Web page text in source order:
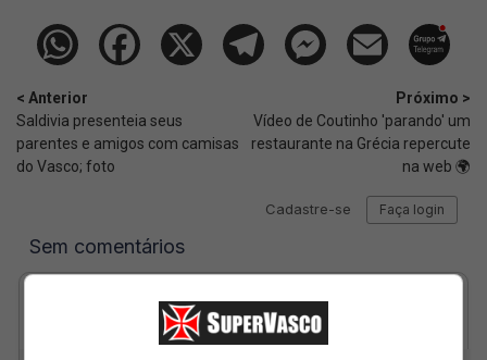
< Anterior
Saldivia presenteia seus
parentes e amigos com camisas
do Vasco; foto
Próximo >
Vídeo de Coutinho 'parando' um
restaurante na Grécia repercute
na web 🌍